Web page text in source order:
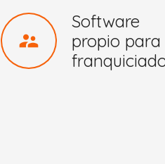
supervisor_account
Software
propio para